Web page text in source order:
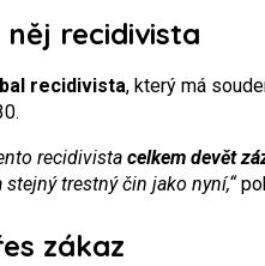
recidivista
recidivista, který má
recidivista celkem devět
trestný čin jako nyní,“
zákaz